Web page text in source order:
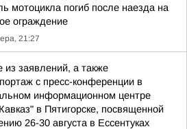
мотоцикла погиб после наезда на
ограждение
21:27
из заявлений, а также
с пресс-конференции в
информационном центре
в Пятигорске, посвященной
26-30 августа в Ессентуках